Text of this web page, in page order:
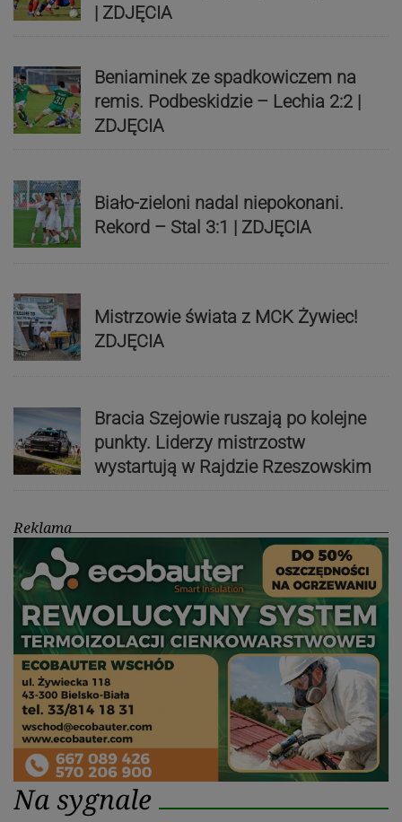
| ZDJĘCIA
Beniaminek ze spadkowiczem na
remis. Podbeskidzie – Lechia 2:2 |
ZDJĘCIA
Biało-zieloni nadal niepokonani.
Rekord – Stal 3:1 | ZDJĘCIA
Mistrzowie świata z MCK Żywiec!
ZDJĘCIA
Bracia Szejowie ruszają po kolejne
punkty. Liderzy mistrzostw
wystartują w Rajdzie Rzeszowskim
Reklama
Na sygnale